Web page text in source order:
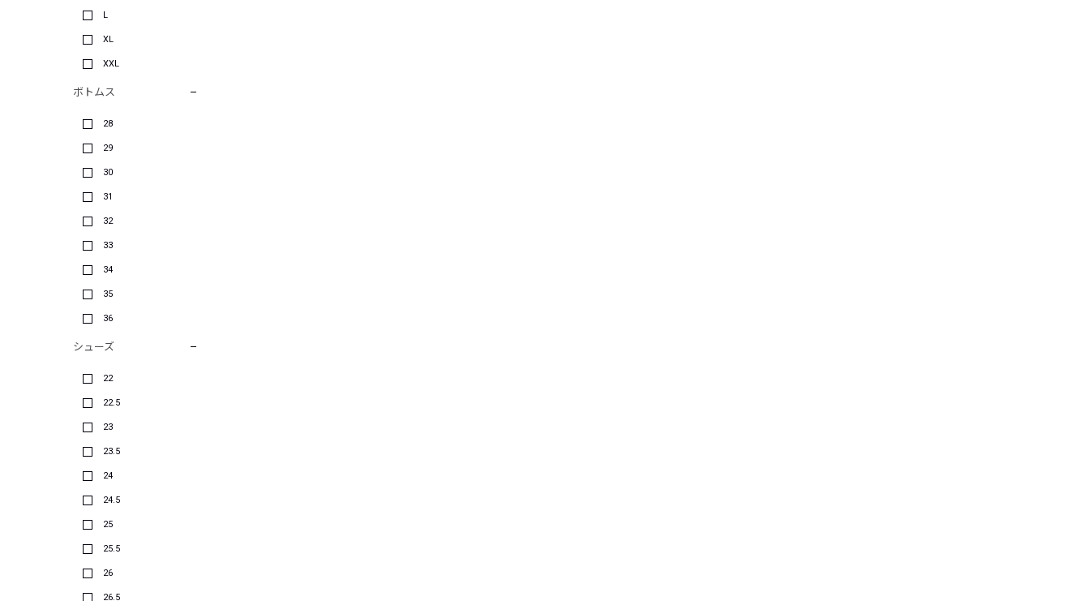
L
XL
XXL
ボトムス
28
29
30
31
32
33
34
35
36
シューズ
22
22.5
23
23.5
24
24.5
25
25.5
26
26.5